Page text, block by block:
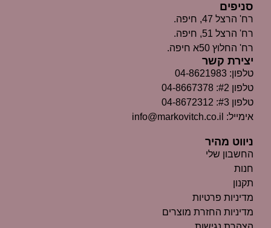
ניווט מהיר
החשבון שלי
חנות
תקנון
מדיניות פרטיות
מדיניות החזרת מוצרים
סניפים
רח' הרצל 47, חיפה.
רח' הרצל 51, חיפה.
רח' החלוץ 50א חיפה.
יצירת קשר
טלפון: 04-8621983
טלפון #2: 04-8667378
טלפון #3: 04-8672312
אימייל: info@markovitch.co.il